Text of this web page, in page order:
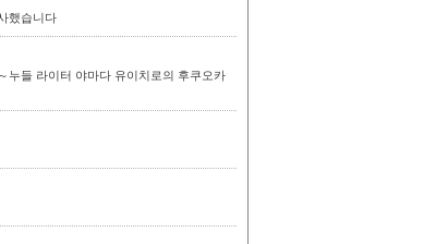
했습니다
누들 라이터 야마다 유이치로의 후쿠오카